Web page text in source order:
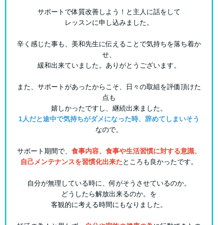
サポートで体質改善しよう！と主人に話をして
レッスンに申し込みました。
辛く感じた事も、美和先生に伝えることで気持ちを落ち着か
せ、
緩和出来ていました。ありがとうございます。
また、サポートがあったからこそ、日々の取組を評価頂けた
点も
嬉しかったですし、継続出来ました。
1人だと途中で気持ちがダメになった時、辞めてしまいそう
なので。
サポート期間で、 食事内容、食事や生活習慣に対する意識、
自己メンテナンスを習慣化出来たところも良かったです。
自分が無理している時に、何がそうさせているのか。
どうしたら解放出来るのか。を
客観的に考える時間にもなりました。